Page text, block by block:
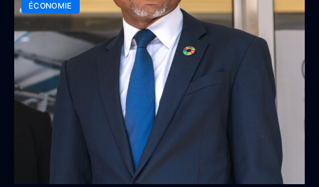
ÉCONOMIE